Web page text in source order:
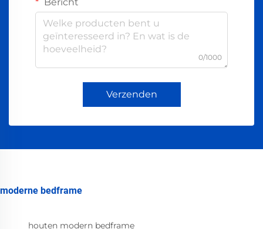
0/1000
Verzenden
moderne bedframe
houten modern bedframe